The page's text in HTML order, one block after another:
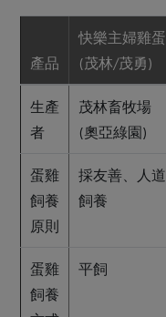
產品
快樂主婦雞蛋
(茂林/茂勇)
生產
者
茂林畜牧場
(奧亞綠園)
蛋雞
飼養
原則
採友善、人道
飼養
蛋雞
飼養
平飼